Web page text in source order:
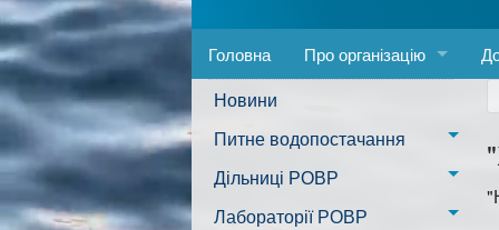
Головна Про організацію
Адреса та розпорядок
Новини
Питне водопостачання
м. Миколаїв
Казанківська ТГ
Дільниці РОВР
Новоодеська дільниця –
Лабораторії РОВР